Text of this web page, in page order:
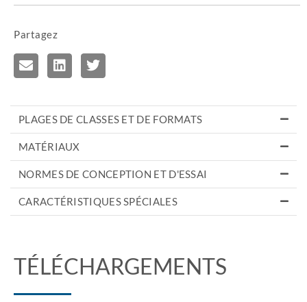
Partagez
PLAGES DE CLASSES ET DE FORMATS
MATÉRIAUX
NORMES DE CONCEPTION ET D'ESSAI
CARACTÉRISTIQUES SPÉCIALES
TÉLÉCHARGEMENTS